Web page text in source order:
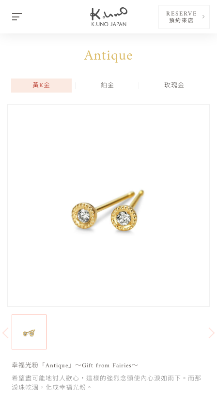
RESERVE
預約來店
Antique
黃K金 鉑金 玫瑰金
幸福光粉「Antique」～Gift from Fairies～
希望盡可能地討人歡心，這樣的強烈念頭使內心淚如雨下。而那
淚珠乾涸，化成幸福光粉。